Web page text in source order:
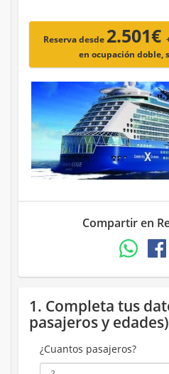
Reserva desde 2.501€
en ocupación doble,
Compartir en
1. Completa tus
pasajeros y edades)
¿Cuantos pasajeros?